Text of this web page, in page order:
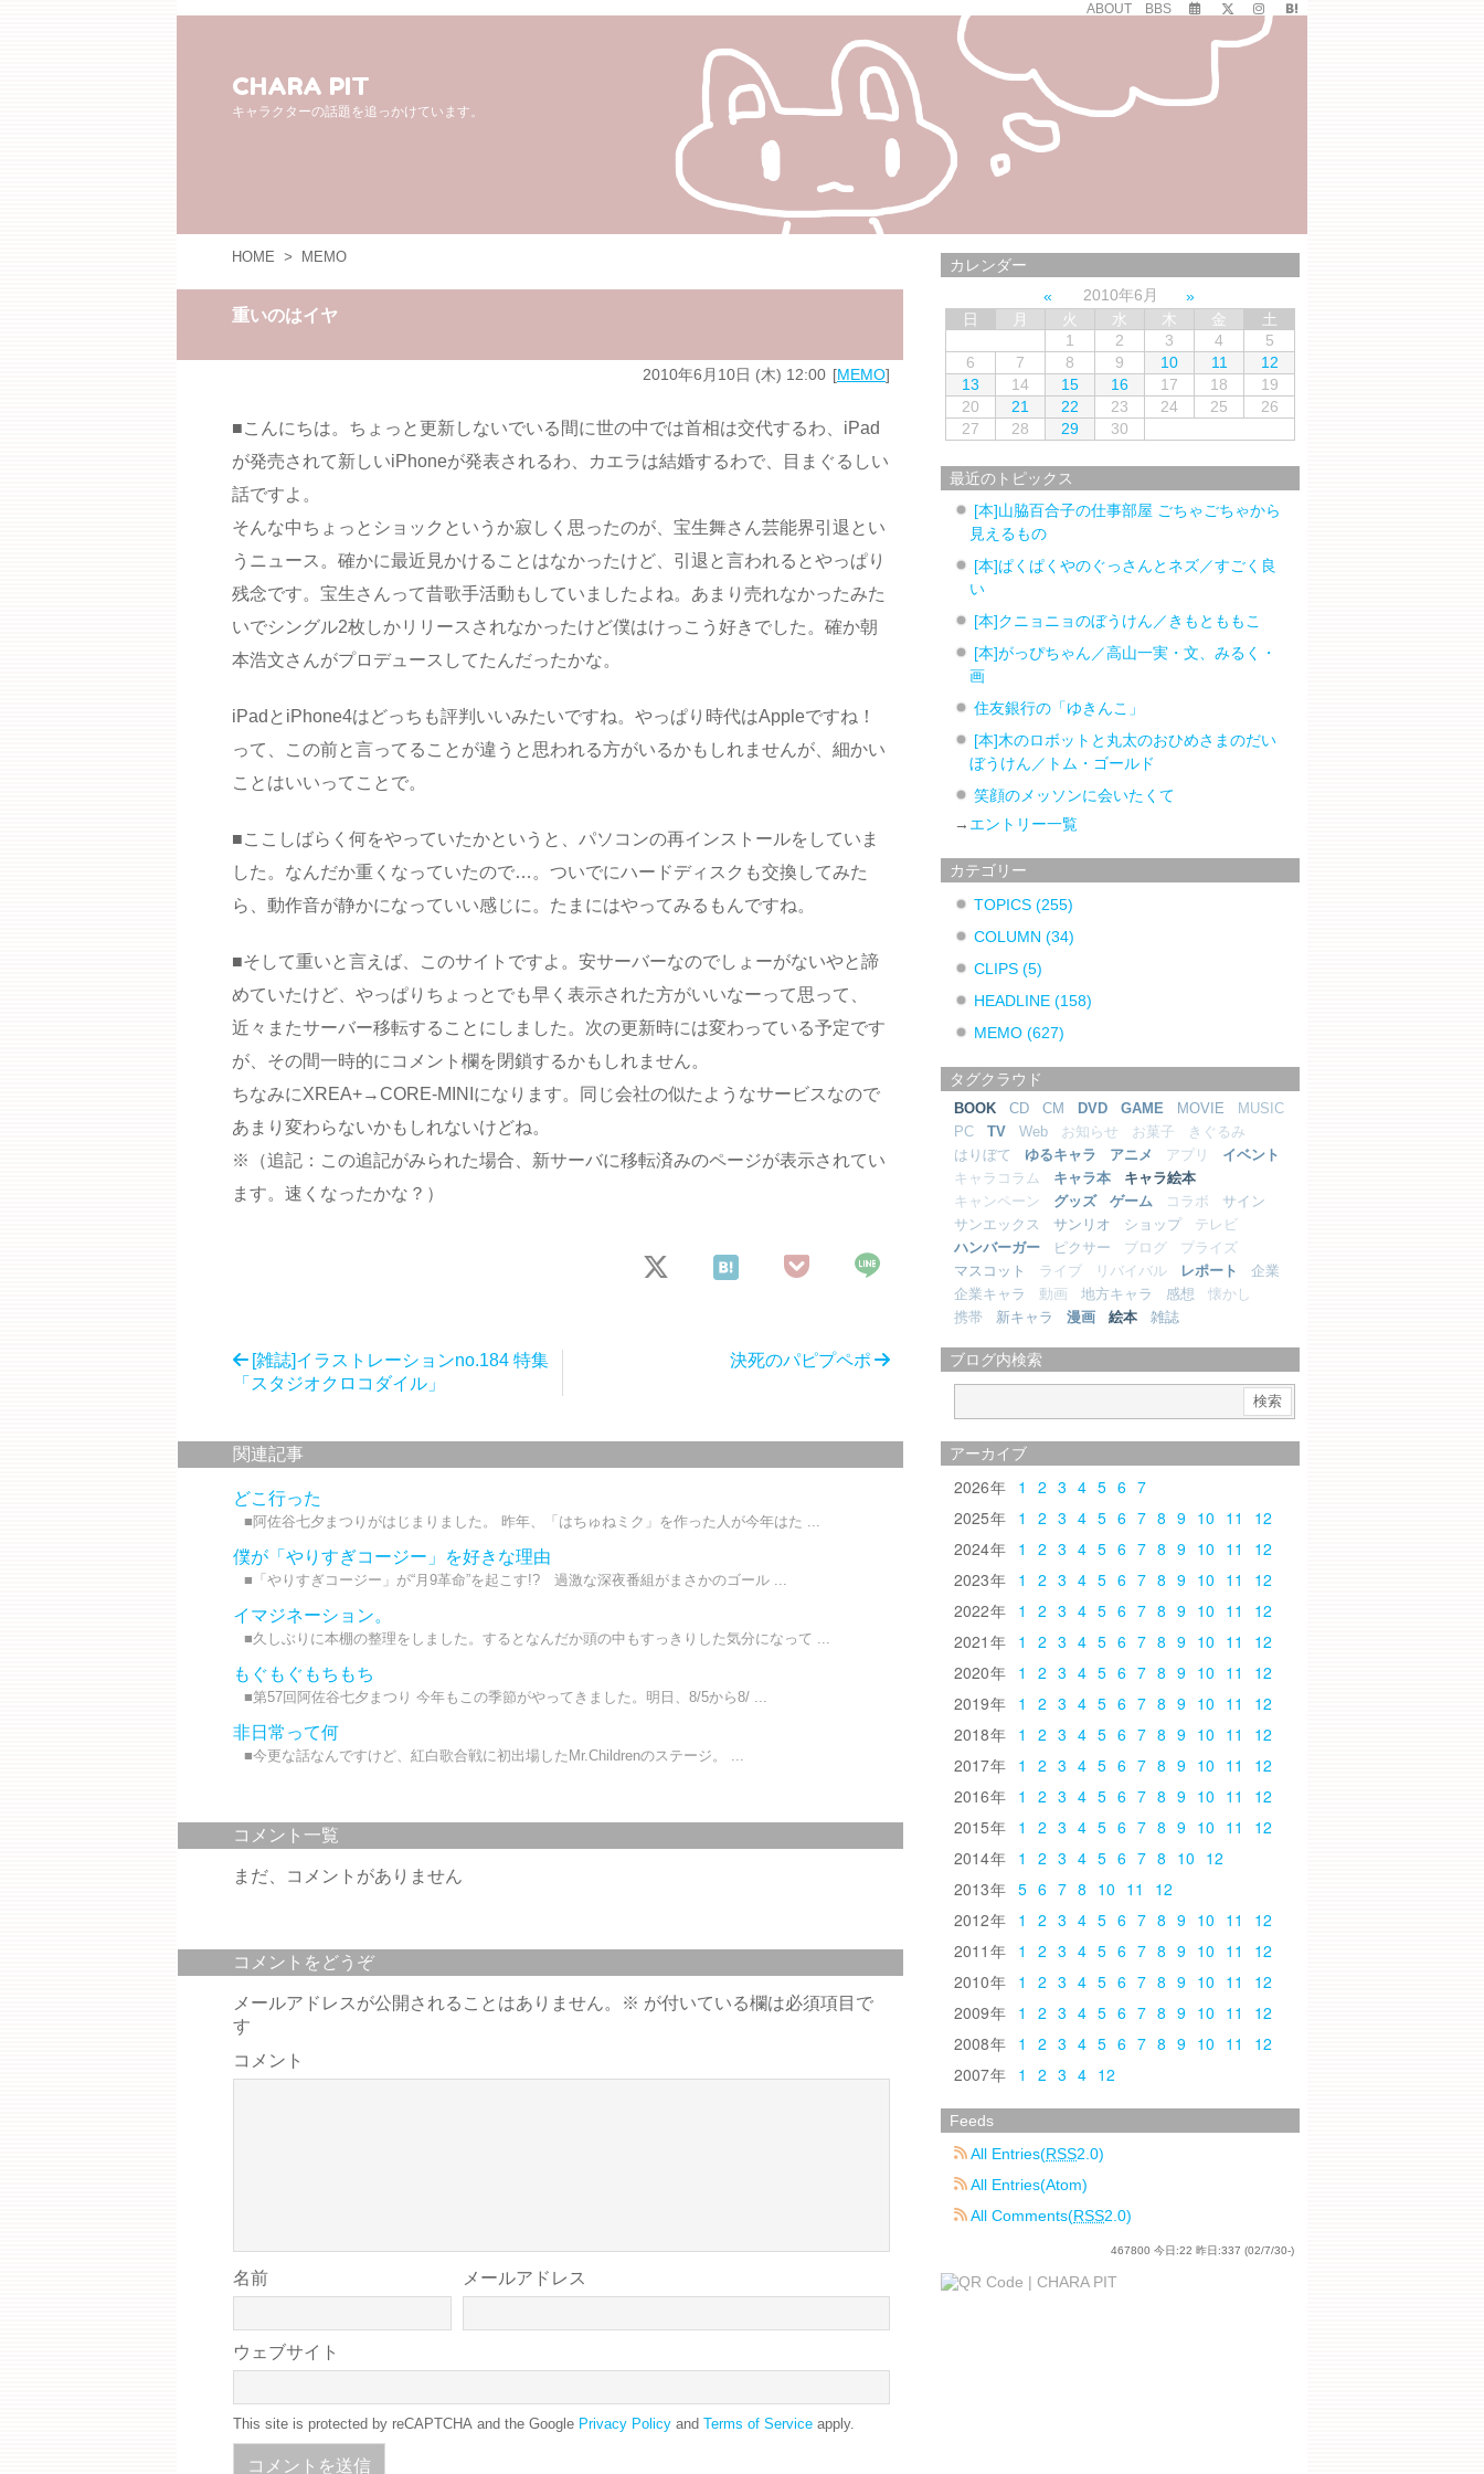
ABOUT BBS
CHARA PIT
キャラクターの話題を追っかけています。
HOME > MEMO
重いのはイヤ
2010年6月10日 (木) 12:00 MEMO
■こんにちは。ちょっと更新しないでいる間に世の中では首相は交代するわ、iPad
が発売されて新しいiPhoneが発表されるわ、カエラは結婚するわで、目まぐるしい
話ですよ。
そんな中ちょっとショックというか寂しく思ったのが、宝生舞さん芸能界引退とい
うニュース。確かに最近見かけることはなかったけど、引退と言われるとやっぱり
残念です。宝生さんって昔歌手活動もしていましたよね。あまり売れなかったみた
いでシングル2枚しかリリースされなかったけど僕はけっこう好きでした。確か朝
本浩文さんがプロデュースしてたんだったかな。
iPadとiPhone4はどっちも評判いいみたいですね。やっぱり時代はAppleですね！
って、この前と言ってることが違うと思われる方がいるかもしれませんが、細かい
ことはいいってことで。
■ここしばらく何をやっていたかというと、パソコンの再インストールをしていま
した。なんだか重くなっていたので…。ついでにハードディスクも交換してみた
ら、動作音が静かになっていい感じに。たまにはやってみるもんですね。
■そして重いと言えば、このサイトですよ。安サーバーなのでしょーがないやと諦
めていたけど、やっぱりちょっとでも早く表示された方がいいなーって思って、
近々またサーバー移転することにしました。次の更新時には変わっている予定です
が、その間一時的にコメント欄を閉鎖するかもしれません。
ちなみにXREA+→CORE-MINIになります。同じ会社の似たようなサービスなので
あまり変わらないかもしれないけどね。
※（追記：この追記がみられた場合、新サーバに移転済みのページが表示されてい
ます。速くなったかな？）
決死のパピプペポ
[雑誌]イラストレーションno.184 特集
「スタジオクロコダイル」
関連記事
どこ行った
■阿佐谷七夕まつりがはじまりました。 昨年、「はちゅねミク」を作った人が今年はた ...
僕が「やりすぎコージー」を好きな理由
■「やりすぎコージー」が“月9革命”を起こす!? 過激な深夜番組がまさかのゴール ...
イマジネーション。
■久しぶりに本棚の整理をしました。するとなんだか頭の中もすっきりした気分になって ...
もぐもぐもちもち
■第57回阿佐谷七夕まつり 今年もこの季節がやってきました。明日、8/5から8/ ...
非日常って何
■今更な話なんですけど、紅白歌合戦に初出場したMr.Childrenのステージ。 ...
コメント一覧
まだ、コメントがありません
コメントをどうぞ
メールアドレスが公開されることはありません。 ※ が付いている欄は必須項目で
す
コメント
名前 メールアドレス
ウェブサイト
This site is protected by reCAPTCHA and the Google Privacy Policy and Terms of Service apply.
カレンダー
2010年6月
日
月 火 水 木 金
土
1
2 3 4
5
6
7 8 9 10 11
12
13
14 15 16 17 18
19
20
21 22 23 24 25
26
27
28 29 30
最近のトピックス
[本]山脇百合子の仕事部屋 ごちゃごちゃから
見えるもの
[本]ぱくぱくやのぐっさんとネズ／すごく良
い
[本]クニョニョのぼうけん／きもとももこ
[本]がっぴちゃん／高山一実・文、みるく・
画
住友銀行の「ゆきんこ」
[本]木のロボットと丸太のおひめさまのだい
ぼうけん／トム・ゴールド
笑顔のメッソンに会いたくて
→ エントリー一覧
カテゴリー
TOPICS(255)
COLUMN(34)
CLIPS(5)
HEADLINE(158)
MEMO(627)
タグクラウド
BOOK CD CM DVD GAME MOVIE
MUSIC
PC
TV Web お知らせ お菓子
きぐるみ
はりぼて
ゆるキャラ アニメ アプリ
イベント
キャラコラム
キャラ本
キャラ絵本
キャンペーン
グッズ ゲーム コラボ
サイン
サンエックス
サンリオ ショップ
テレビ
ハンバーガー
ピクサー ブログ
プライズ
マスコット
ライブ リバイバル レポート
企業
企業キャラ
動画 地方キャラ 感想
懐かし
携帯
新キャラ 漫画 絵本 雑誌
ブログ内検索
アーカイブ
2026 1 2 3 4 5 6 7
2025
1 2 3 4 5 6 7 8 9 10 11
12
2024
1 2 3 4 5 6 7 8 9 10 11
12
2023
1 2 3 4 5 6 7 8 9 10 11
12
2022
1 2 3 4 5 6 7 8 9 10 11
12
2021
1 2 3 4 5 6 7 8 9 10 11
12
2020
1 2 3 4 5 6 7 8 9 10 11
12
2019
1 2 3 4 5 6 7 8 9 10 11
12
2018
1 2 3 4 5 6 7 8 9 10 11
12
2017
1 2 3 4 5 6 7 8 9 10 11
12
2016
1 2 3 4 5 6 7 8 9 10 11
12
2015
1 2 3 4 5 6 7 8 9 10 11
12
2014
1 2 3 4 5 6 7 8 10 12
2013
5 6 7 8 10 11
12
2012
1 2 3 4 5 6 7 8 9 10 11
12
2011
1 2 3 4 5 6 7 8 9 10 11
12
2010
1 2 3 4 5 6 7 8 9 10 11
12
2009
1 2 3 4 5 6 7 8 9 10 11
12
2008
1 2 3 4 5 6 7 8 9 10 11
12
2007
1 2 3 4 12
Feeds
All Entries(RSS2.0)
All Entries(Atom)
All Comments(RSS2.0)
467800 今日:22 昨日:337 (02/7/30-)